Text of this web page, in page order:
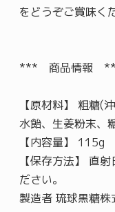
をどうぞご賞味く
*** 商品情報
【原材料】 粗糖(
水飴、生姜粉末、
【内容量】 115g
【保存方法】 直
ださい。
製造者 琉球黒糖株